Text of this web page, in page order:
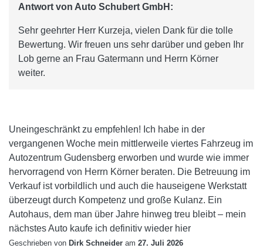
Antwort von Auto Schubert GmbH:
Sehr geehrter Herr Kurzeja, vielen Dank für die tolle
Bewertung. Wir freuen uns sehr darüber und geben Ihr
Lob gerne an Frau Gatermann und Herrn Körner
weiter.
Uneingeschränkt zu empfehlen! Ich habe in der
vergangenen Woche mein mittlerweile viertes Fahrzeug im
Autozentrum Gudensberg erworben und wurde wie immer
hervorragend von Herrn Körner beraten. Die Betreuung im
Verkauf ist vorbildlich und auch die hauseigene Werkstatt
überzeugt durch Kompetenz und große Kulanz. Ein
Autohaus, dem man über Jahre hinweg treu bleibt – mein
nächstes Auto kaufe ich definitiv wieder hier
Geschrieben von Dirk Schneider am 27. Juli 2026